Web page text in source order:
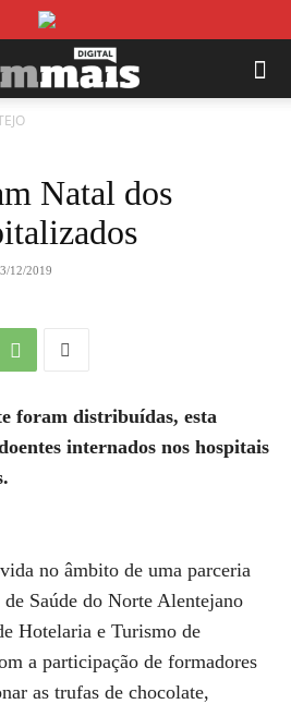
Natal dos
12/2019
foram distribuídas, esta
internados nos hospitais
no âmbito de uma parceria
Saúde do Norte Alentejano
Hotelaria e Turismo de
a participação de formadores
as trufas de chocolate,